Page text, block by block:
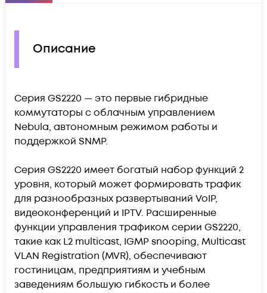
Описание
Серия GS2220 — это первые гибридные
коммутаторы с облачным управлением
Nebula, автономным режимом работы и
поддержкой SNMP.
Серия GS2220 имеет богатый набор функций 2
уровня, который может формировать трафик
для разнообразных развертываний VoIP,
видеоконференций и IPTV. Расширенные
функции управления трафиком серии GS2220,
такие как L2 multicast, IGMP snooping, Multicast
VLAN Registration (MVR), обеспечивают
гостиницам, предприятиям и учебным
заведениям большую гибкость и более